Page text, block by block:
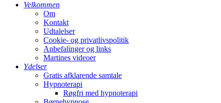
Velkommen
Om
Kontakt
Udtalelser
Cookie- og privatlivspolitik
Anbefalinger og links
Martines videoer
Ydelser
Gratis afklarende samtale
Hypnoterapi
Røgfri med hypnoterapi